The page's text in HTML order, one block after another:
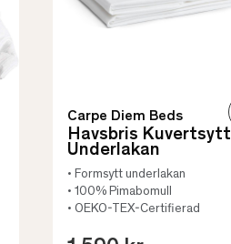
Carpe Diem Beds
Havsbris Kuvertsytt
Underlakan
• Formsytt underlakan
• 100% Pimabomull
• OEKO-TEX-Certifierad